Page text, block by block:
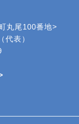
丸尾100番地>
代表）